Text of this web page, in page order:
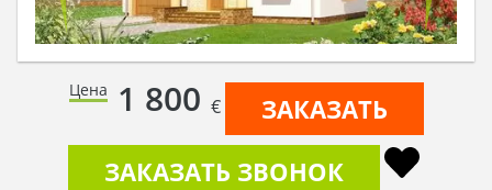
Цена 1 800 €
ЗАКАЗАТЬ
ЗАКАЗАТЬ ЗВОНОК